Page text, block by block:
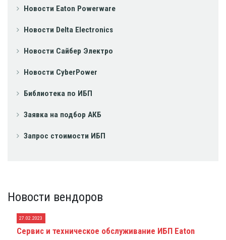
Новости Eaton Powerware
Новости Delta Electronics
Новости Сайбер Электро
Новости CyberPower
Библиотека по ИБП
Заявка на подбор АКБ
Запрос стоимости ИБП
Новости вендоров
27.02.2023
Сервис и техническое обслуживание ИБП Eaton